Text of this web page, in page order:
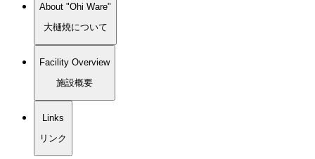
About "Ohi Ware"
大樋焼について
Facility Overview
施設概要
Links
リンク